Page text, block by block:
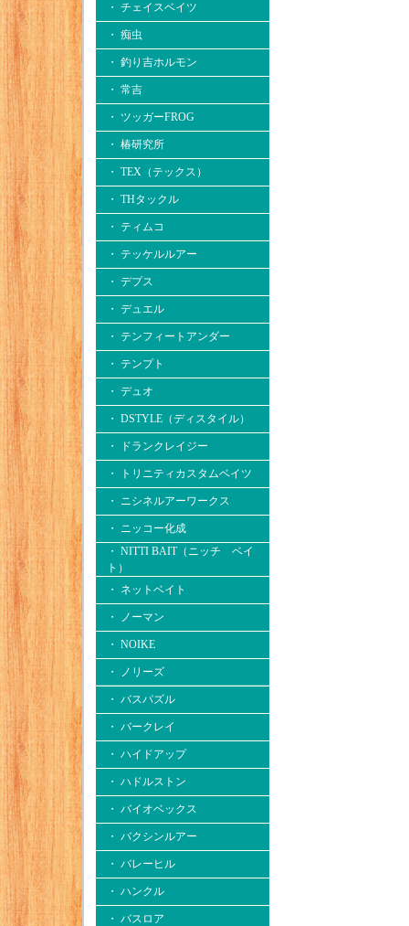
・ チェイスベイツ
・ 痴虫
・ 釣り吉ホルモン
・ 常吉
・ ツッガーFROG
・ 椿研究所
・ TEX（テックス）
・ THタックル
・ ティムコ
・ テッケルルアー
・ デプス
・ デュエル
・ テンフィートアンダー
・ テンプト
・ デュオ
・ DSTYLE（ディスタイル）
・ ドランクレイジー
・ トリニティカスタムベイツ
・ ニシネルアーワークス
・ ニッコー化成
・ NITTI BAIT（ニッチ ベイ
ト）
・ ネットベイト
・ ノーマン
・ NOIKE
・ ノリーズ
・ バスパズル
・ バークレイ
・ ハイドアップ
・ ハドルストン
・ バイオベックス
・ バクシンルアー
・ バレーヒル
・ ハンクル
・ バスロア